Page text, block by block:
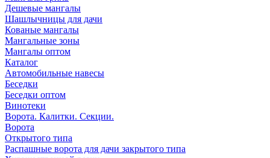
Дешевые мангалы
Шашлычницы для дачи
Кованые мангалы
Мангальные зоны
Мангалы оптом
Каталог
Автомобильные навесы
Беседки
Беседки оптом
Винотеки
Ворота. Калитки. Секции.
Ворота
Открытого типа
Распашные ворота для дачи закрытого типа